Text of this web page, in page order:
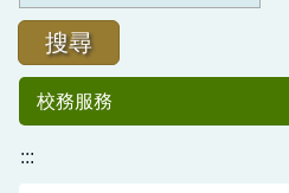
搜尋
校務服務
:::